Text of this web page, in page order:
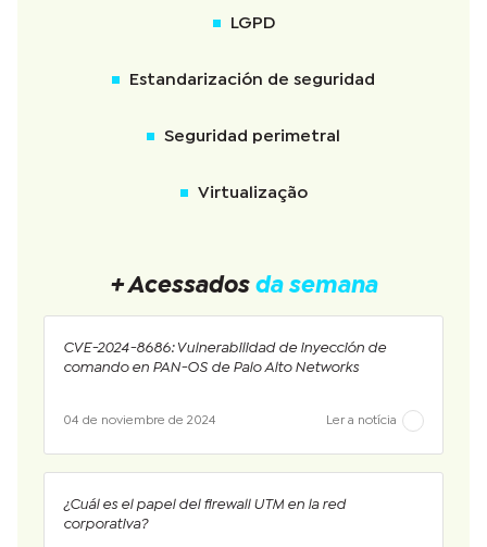
LGPD
Estandarización de seguridad
Seguridad perimetral
Virtualização
+ Acessados da semana
CVE-2024-8686: Vulnerabilidad de inyección de
comando en PAN-OS de Palo Alto Networks
04 de noviembre de 2024 Ler a notícia
¿Cuál es el papel del firewall UTM en la red
corporativa?